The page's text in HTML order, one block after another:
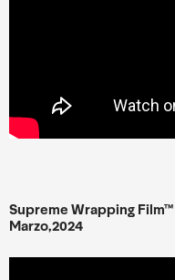
Supreme Wrapping
Marzo,2024